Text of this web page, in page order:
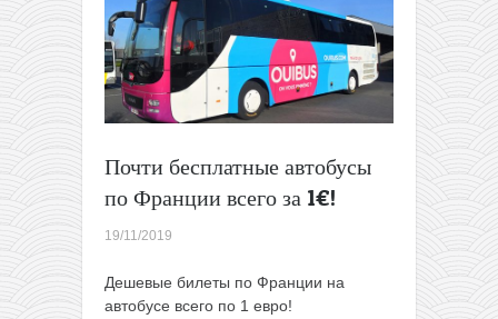
США
всего
от
1€
за
Почти бесплатные автобусы
по Франции всего за 1€!
19/11/2019
Дешевые билеты по Франции на
автобусе всего по 1 евро!